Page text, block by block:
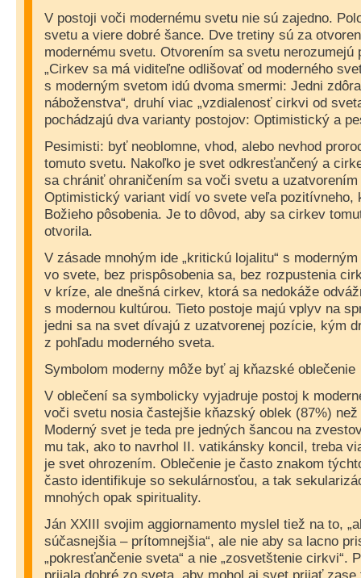
V postoji voči modernému svetu nie sú zajedno.
svetu a viere dobré šance. Dve tretiny sú za
modernému svetu. Otvorením sa svetu nerozumejú
„Cirkev sa má viditeľne odlišovať od moderného
s moderným svetom idú dvoma smermi: Jedni
náboženstva“, druhí viac „vzdialenosť cirkvi od
pochádzajú dva varianty postojov: Optimistický a
Pesimisti: byť neoblomne, vhod, alebo nevhod
tomuto svetu. Nakoľko je svet odkresťančený a
sa chrániť ohraničením sa voči svetu a uzatvorením
Optimistický variant vidí vo svete veľa pozitívneho,
Božieho pôsobenia. Je to dôvod, aby sa cirkev
otvorila.
V zásade mnohým ide „kritickú lojalitu“ s
vo svete, bez prispôsobenia sa, bez rozpustenia
v kríze, ale dnešná cirkev, ktorá sa nedokáže
s modernou kultúrou. Tieto postoje majú vplyv na
jedni sa na svet dívajú z uzatvorenej pozície, kým
z pohľadu moderného sveta.
Symbolom moderny môže byť aj kňazské oblečenie
V oblečení sa symbolicky vyjadruje postoj k
voči svetu nosia častejšie kňazský oblek (87%)
Moderný svet je teda pre jedných šancou na
mu tak, ako to navrhol II. vatikánsky koncil, treba
je svet ohrozením. Oblečenie je často znakom
často identifikuje so sekulárnosťou, a tak
mnohých opak spirituality.
Ján XXIII svojim aggiornamento myslel tiež na to,
súčasnejšia – prítomnejšia“, ale nie aby sa lacno
„pokresťančenie sveta“ a nie „zosvetštenie cirkvi“.
prijala dobré zo sveta, aby mohol aj svet prijať